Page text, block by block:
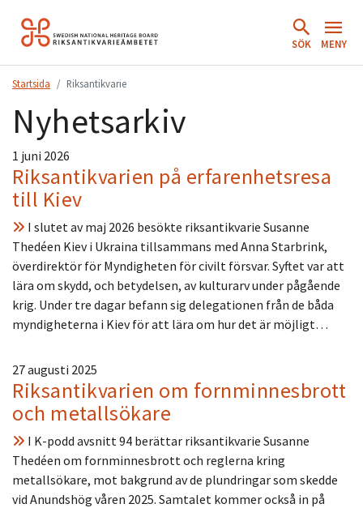
Hoppa
till
SÖK MENY
Startsida Riksantikvarie
Nyhetsarkiv
1 juni 2026
Riksantikvarien på erfarenhetsresa
till Kiev
I slutet av maj 2026 besökte riksantikvarie Susanne
Thedéen Kiev i Ukraina tillsammans med Anna Starbrink,
överdirektör för Myndigheten för civilt försvar. Syftet var att
lära om skydd, och betydelsen, av kulturarv under pågående
krig. Under tre dagar befann sig delegationen från de båda
myndigheterna i Kiev för att lära om hur det är möjligt…
27 augusti 2025
Riksantikvarien om fornminnesbrott
och metallsökare
I K-podd avsnitt 94 berättar riksantikvarie Susanne
Thedéen om fornminnesbrott och reglerna kring
metallsökare, mot bakgrund av de plundringar som skedde
vid Anundshög våren 2025. Samtalet kommer också in på